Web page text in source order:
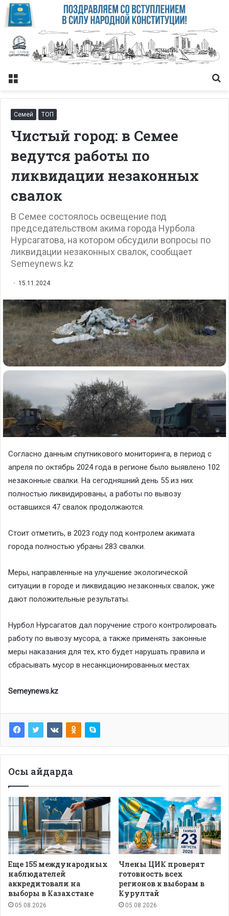
Меню
Семей ТОП
Чистый город: в Семее
ведутся работы по
ликвидации незаконных
свалок
В Семее состоялось освещение под
председательством акима города Нурбола
Нурсагатова, на котором обсудили вопросы по
ликвидации незаконных свалок, сообщает
Semeynews.kz
15.11.2024
Согласно данным спутникового мониторинга, в период с
апреля по октябрь 2024 года в регионе было выявлено 102
незаконные свалки. На сегодняшний день 55 из них
полностью ликвидированы, а работы по вывозу
оставшихся 47 свалок продолжаются.
Стоит отметить, в 2023 году под контролем акимата
города полностью убраны 283 свалки.
Меры, направленные на улучшение экологической
ситуации в городе и ликвидацию незаконных свалок, уже
дают положительные результаты.
Нурбол Нурсагатов дал поручение строго контролировать
работу по вывозу мусора, а также применять законные
меры наказания для тех, кто будет нарушать правила и
сбрасывать мусор в несанкционированных местах.
Semeynews.kz
Осы айдарда
Еще 155 международных
наблюдателей
аккредитовали на
выборы в Казахстане
05.08.2026
Члены ЦИК проверят
готовность всех
регионов к выборам в
Курултай
05.08.2026